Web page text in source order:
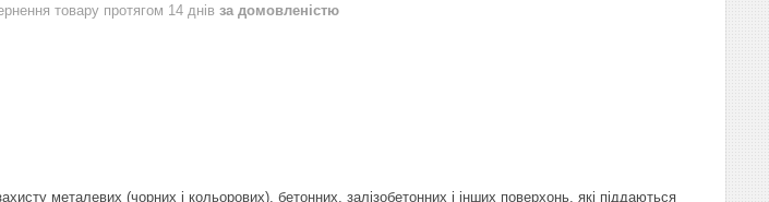
товару протягом 14 днів за домовленістю
металевих (чорних і кольорових), бетонних, залізобетонних і інших поверхонь, які піддаються